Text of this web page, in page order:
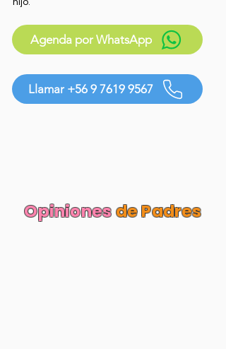
Agenda por WhatsApp
Llamar +56 9 7619 9567
Opinionesde Padres